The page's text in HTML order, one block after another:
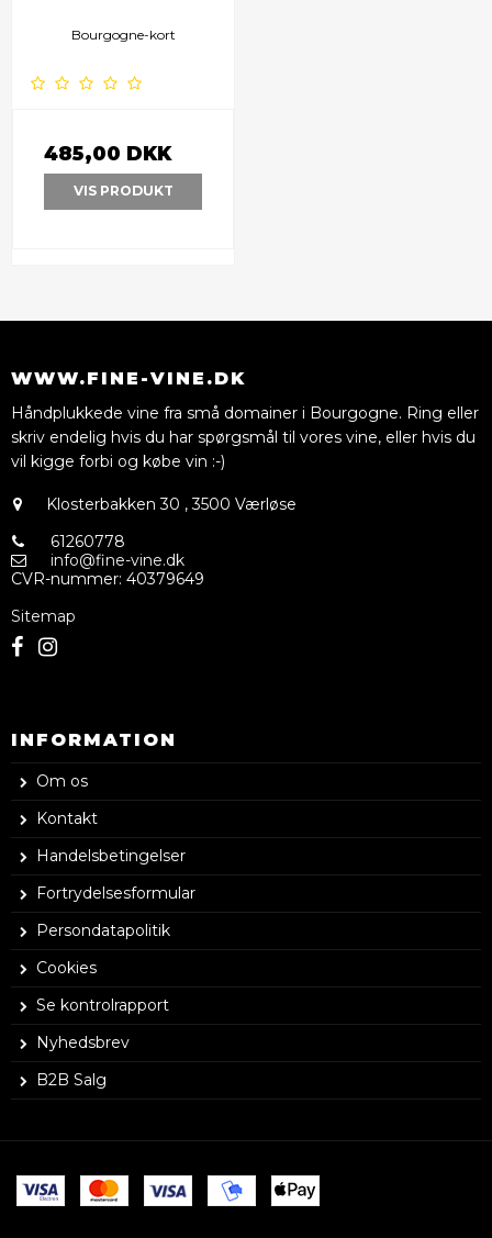
Bourgogne-kort
485,00 DKK
VIS PRODUKT
WWW.FINE-VINE.DK
Håndplukkede vine fra små domainer i Bourgogne. Ring eller
skriv endelig hvis du har spørgsmål til vores vine, eller hvis du
vil kigge forbi og købe vin :-)
Klosterbakken 30 ,3500 Værløse
61260778
info@fine-vine.dk
CVR-nummer: 40379649
Sitemap
INFORMATION
Om os
Kontakt
Handelsbetingelser
Fortrydelsesformular
Persondatapolitik
Cookies
Se kontrolrapport
Nyhedsbrev
B2B Salg